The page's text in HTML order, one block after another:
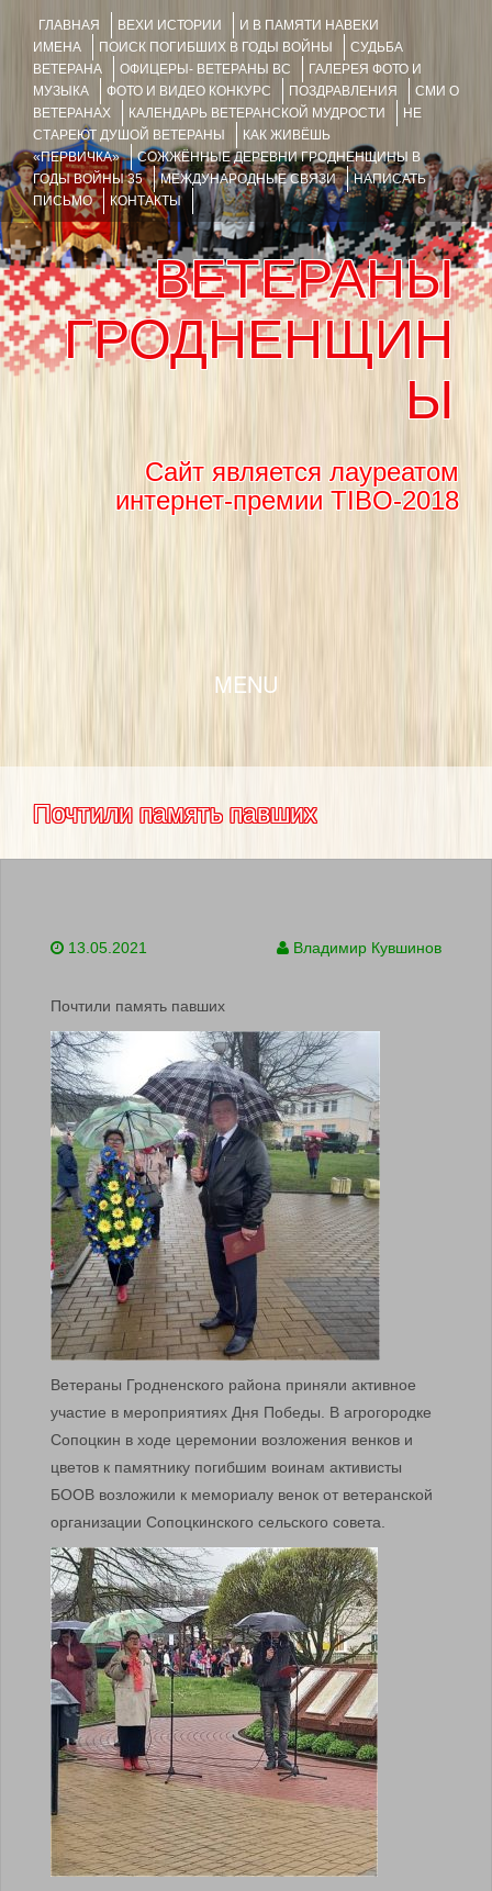
ГЛАВНАЯ ВЕХИ ИСТОРИИ
И В ПАМЯТИ НАВЕКИ
ИМЕНА
ПОИСК ПОГИБШИХ В ГОДЫ ВОЙНЫ
СУДЬБА
ВЕТЕРАНА
ОФИЦЕРЫ- ВЕТЕРАНЫ ВС
ГАЛЕРЕЯ ФОТО И
МУЗЫКА
ФОТО И ВИДЕО КОНКУРС ПОЗДРАВЛЕНИЯ
СМИ О
ВЕТЕРАНАХ
КАЛЕНДАРЬ ВЕТЕРАНСКОЙ МУДРОСТИ
НЕ
СТАРЕЮТ ДУШОЙ ВЕТЕРАНЫ
КАК ЖИВЁШЬ
«ПЕРВИЧКА»
СОЖЖЁННЫЕ ДЕРЕВНИ ГРОДНЕНЩИНЫ В
ГОДЫ ВОЙНЫ 35
МЕЖДУНАРОДНЫЕ СВЯЗИ
НАПИСАТЬ
ПИСЬМО
КОНТАКТЫ
ВЕТЕРАНЫ
ГРОДНЕНЩИН
Ы
Сайт является лауреатом
интернет-премии TIBO-2018
MENU
Почтили память павших
13.05.2021 Владимир Кувшинов
Почтили память павших
Ветераны Гродненского района приняли активное
участие в мероприятиях Дня Победы. В агрогородке
Сопоцкин в ходе церемонии возложения венков и
цветов к памятнику погибшим воинам активисты
БООВ возложили к мемориалу венок от ветеранской
организации Сопоцкинского сельского совета.